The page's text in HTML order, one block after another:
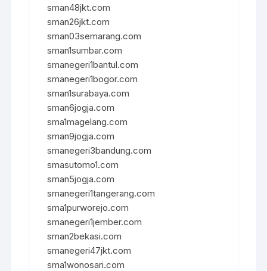
sman48jkt.com
sman26jkt.com
sman03semarang.com
sman1sumbar.com
smanegeri1bantul.com
smanegeri1bogor.com
sman1surabaya.com
sman6jogja.com
sma1magelang.com
sman9jogja.com
smanegeri3bandung.com
smasutomo1.com
sman5jogja.com
smanegeri1tangerang.com
sma1purworejo.com
smanegeri1jember.com
sman2bekasi.com
smanegeri47jkt.com
sma1wonosari.com